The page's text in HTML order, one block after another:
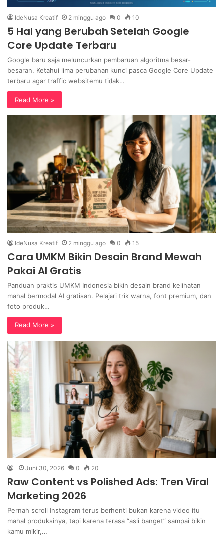
IdeNusa Kreatif 2 minggu ago 0 10
5 Hal yang Berubah Setelah Google
Core Update Terbaru
Google baru saja meluncurkan pembaruan algoritma besar-
besaran. Ketahui lima perubahan kunci pasca Google Core Update
terbaru agar traffic websitemu tidak…
Read More »
IdeNusa Kreatif 2 minggu ago 0 15
Cara UMKM Bikin Desain Brand Mewah
Pakai AI Gratis
Panduan praktis UMKM Indonesia bikin desain brand kelihatan
mahal bermodal AI gratisan. Pelajari trik warna, font premium, dan
foto produk…
Read More »
Juni 30, 2026 0 20
Raw Content vs Polished Ads: Tren Viral
Marketing 2026
Pernah scroll Instagram terus berhenti bukan karena video itu
mahal produksinya, tapi karena terasa “asli banget” sampai bikin
kamu mikir,…